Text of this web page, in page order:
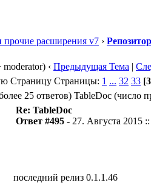
прочие расширения v7 ›
‹ Предыдущая Тема |
Страницы: 1 ... 32 33
TableDoc (число
Re: TableDoc
Ответ #495 - 27. Августа 2015
последний релиз 0.1.1.46